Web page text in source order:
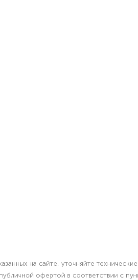
на сайте, уточняйте
офертой в соответствии с